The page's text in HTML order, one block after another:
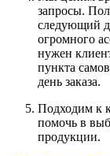
запросы.
следующий
огромного
нужен
пункта
день заказа.
Подходим к
помочь в
продукции.